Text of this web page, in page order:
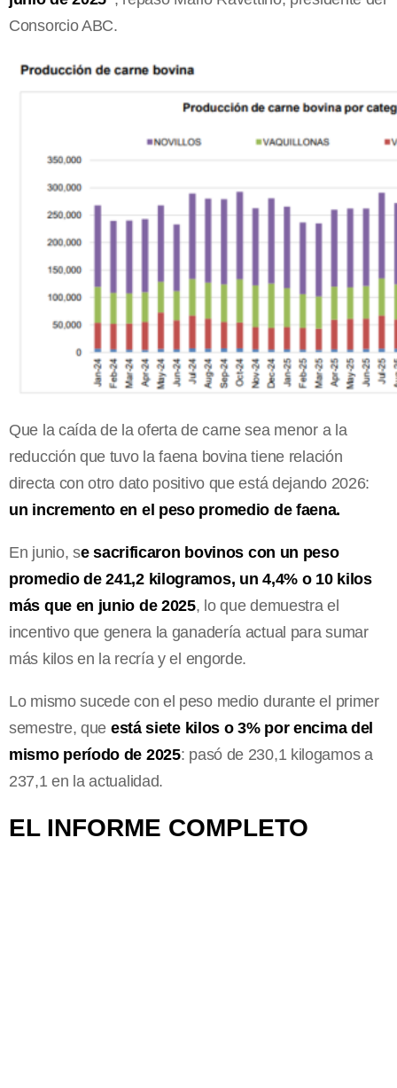
Consorcio ABC.
Que la caída de la oferta de carne sea menor a la
reducción que tuvo la faena bovina tiene relación
directa con otro dato positivo que está dejando 2026:
un incremento en el peso promedio de faena.
En junio, se sacrificaron bovinos con un peso
promedio de 241,2 kilogramos, un 4,4% o 10 kilos
más que en junio de 2025, lo que demuestra el
incentivo que genera la ganadería actual para sumar
más kilos en la recría y el engorde.
Lo mismo sucede con el peso medio durante el primer
semestre, que está siete kilos o 3% por encima del
mismo período de 2025: pasó de 230,1 kilogamos a
237,1 en la actualidad.
EL INFORME COMPLETO